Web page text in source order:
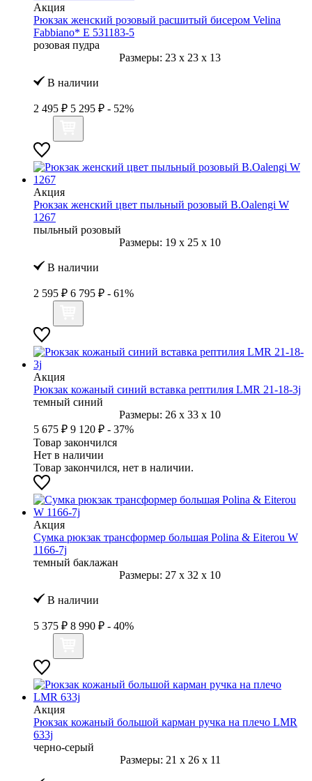
Акция
Рюкзак женский розовый расшитый бисером Velina
Fabbiano* E 531183-5
розовая пудра
Размеры: 23 x 23 x 13
В наличии
2 495 ₽ 5 295 ₽ - 52%
Акция
Рюкзак женский цвет пыльный розовый B.Oalengi W
1267
пыльный розовый
Размеры: 19 x 25 x 10
В наличии
2 595 ₽ 6 795 ₽ - 61%
Акция
Рюкзак кожаный синий вставка рептилия LMR 21-18-3j
темный синий
Размеры: 26 x 33 x 10
5 675 ₽ 9 120 ₽ - 37%
Товар закончился
Нет в наличии
Товар закончился, нет в наличии.
Акция
Сумка рюкзак трансформер большая Polina & Eiterou W
1166-7j
темный баклажан
Размеры: 27 x 32 x 10
В наличии
5 375 ₽ 8 990 ₽ - 40%
Акция
Рюкзак кожаный большой карман ручка на плечо LMR
633j
черно-серый
Размеры: 21 x 26 x 11